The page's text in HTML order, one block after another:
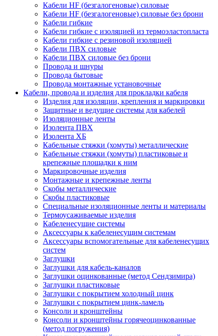
Кабели HF (безгалогеновые) силовые
Кабели HF (безгалогеновые) силовые без брони
Кабели гибкие
Кабели гибкие с изоляцией из термоэластопласта
Кабели гибкие с резиновой изоляцией
Кабели ПВХ силовые
Кабели ПВХ силовые без брони
Провода и шнуры
Провода бытовые
Провода монтажные установочные
Кабели, провода и изделия для прокладки кабеля
Изделия для изоляции, крепления и маркировки
Защитные и ведущие системы для кабелей
Изоляционные ленты
Изолента ПВХ
Изолента ХБ
Кабельные стяжки (хомуты) металлические
Кабельные стяжки (хомуты) пластиковые и
крепежные площадки к ним
Маркировочные изделия
Монтажные и крепежные ленты
Скобы металлические
Скобы пластиковые
Специальные изоляционные ленты и материалы
Термоусаживаемые изделия
Кабеленесущие системы
Аксессуары к кабеленесущим системам
Аксессуары вспомогательные для кабеленесущих
систем
Заглушки
Заглушки для кабель-каналов
Заглушки оцинкованные (метод Сендзимира)
Заглушки пластиковые
Заглушки с покрытием холодный цинк
Заглушки с покрытием цинк-ламель
Консоли и кронштейны
Консоли и кронштейны горячеоцинкованные
(метод погружения)